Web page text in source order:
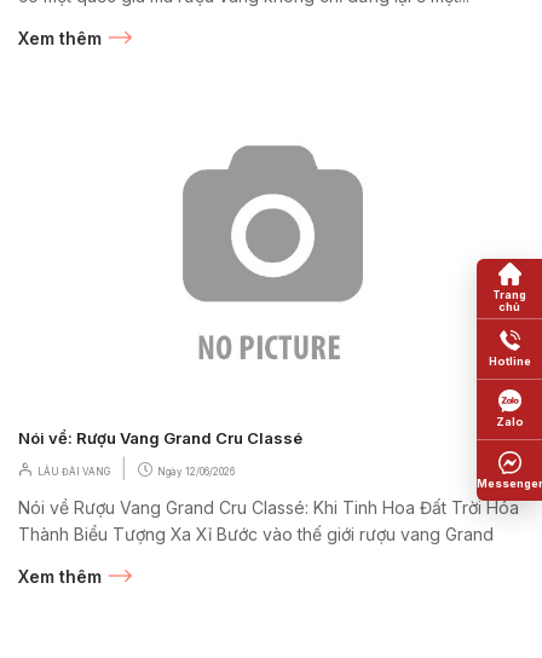
Xem thêm
Nói về: Rượu Vang Grand Cru Classé
LÂU ĐÀI VANG Ngày 12/06/2026
Nói về Rượu Vang Grand Cru Classé: Khi Tinh Hoa Đất Trời Hóa
Thành Biểu Tượng Xa Xỉ Bước vào thế giới rượu vang Grand
Xem thêm